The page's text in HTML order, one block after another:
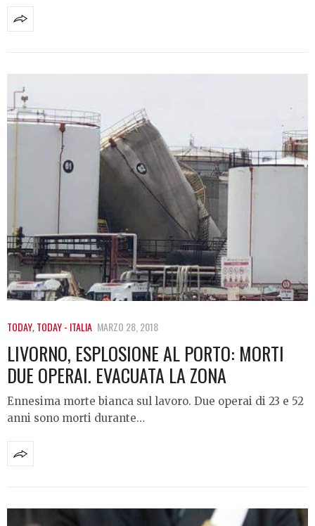
TODAY,TODAY - ITALIA MARZO 28, 2018
LIVORNO, ESPLOSIONE AL PORTO: MORTI
DUE OPERAI. EVACUATA LA ZONA
Ennesima morte bianca sul lavoro. Due operai di 23 e 52
anni sono morti durante…